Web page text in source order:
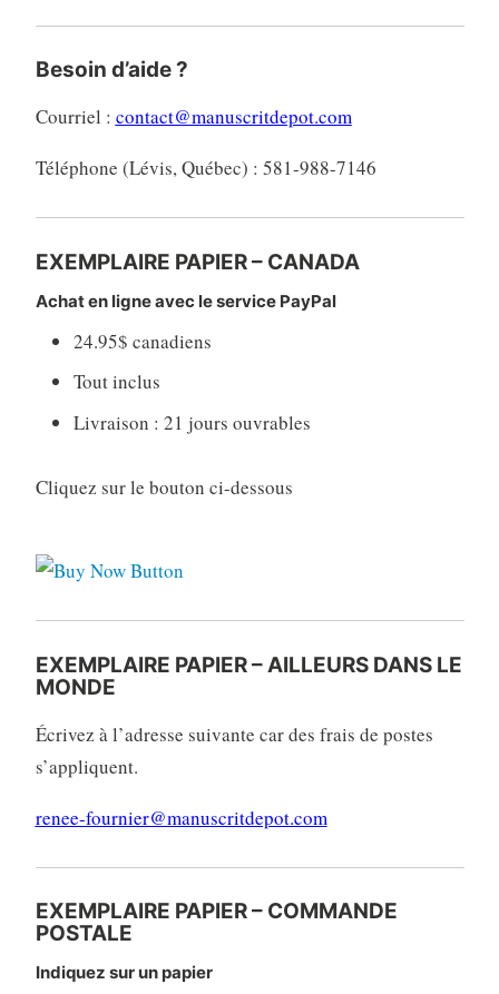
Besoin d’aide ?
Courriel : contact@manuscritdepot.com
Téléphone (Lévis, Québec) : 581-988-7146
EXEMPLAIRE PAPIER – CANADA
Achat en ligne avec le service PayPal
24.95$ canadiens
Tout inclus
Livraison : 21 jours ouvrables
Cliquez sur le bouton ci-dessous
EXEMPLAIRE PAPIER – AILLEURS DANS LE
MONDE
Écrivez à l’adresse suivante car des frais de postes
s’appliquent.
renee-fournier@manuscritdepot.com
EXEMPLAIRE PAPIER – COMMANDE
POSTALE
Indiquez sur un papier